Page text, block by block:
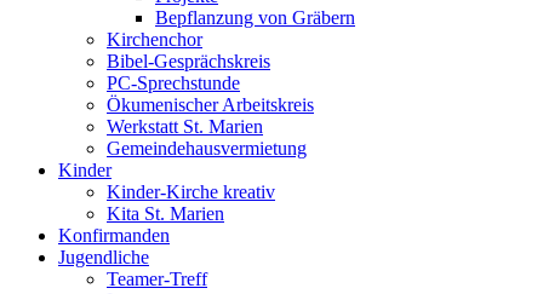
Bepflanzung von Gräbern
Kirchenchor
Bibel-Gesprächskreis
PC-Sprechstunde
Ökumenischer Arbeitskreis
Werkstatt St. Marien
Gemeindehausvermietung
Kinder
Kinder-Kirche kreativ
Kita St. Marien
Konfirmanden
Jugendliche
Teamer-Treff